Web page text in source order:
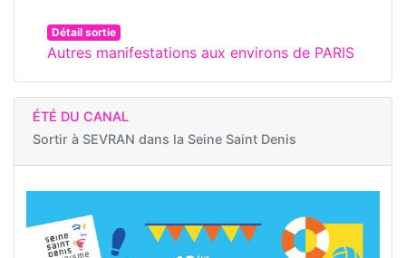
Détail sortie
Autres manifestations aux environs de PARIS
ÉTÉ DU CANAL
Sortir à SEVRAN dans la Seine Saint Denis